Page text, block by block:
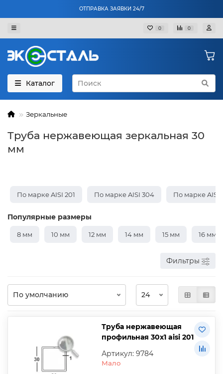
ОТПРАВКА ЗАЯВКИ 24/7
0 0
Каталог
Зеркальные
Труба нержавеющая зеркальная 30
мм
По марке AISI 201 По марке AISI 304 По марке AISI
Популярные размеры
8 мм 10 мм 12 мм 14 мм 15 мм 16 мм
Фильтры
Труба нержавеющая
профильная 30х1 aisi 201
Артикул: 9784
Мало